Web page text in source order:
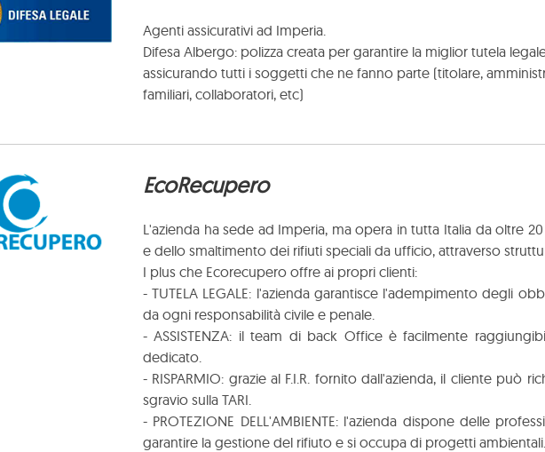
Agenti assicurativi ad Imperia.
Difesa Albergo: polizza creata per garantire la miglior tutela
assicurando tutti i soggetti che ne fanno parte (titolare,
familiari, collaboratori, etc)
EcoRecupero
L'azienda ha sede ad Imperia, ma opera in tutta Italia da oltre
e dello smaltimento dei rifiuti speciali da ufficio, attraverso
I plus che Ecorecupero offre ai propri clienti:
- TUTELA LEGALE: l'azienda garantisce l'adempimento degli
da ogni responsabilità civile e penale.
- ASSISTENZA: il team di back Office è facilmente
dedicato.
- RISPARMIO: grazie al F.I.R. fornito dall'azienda, il cliente può
sgravio sulla TARI.
- PROTEZIONE DELL'AMBIENTE: l'azienda dispone delle
garantire la gestione del rifiuto e si occupa di progetti ambientali.